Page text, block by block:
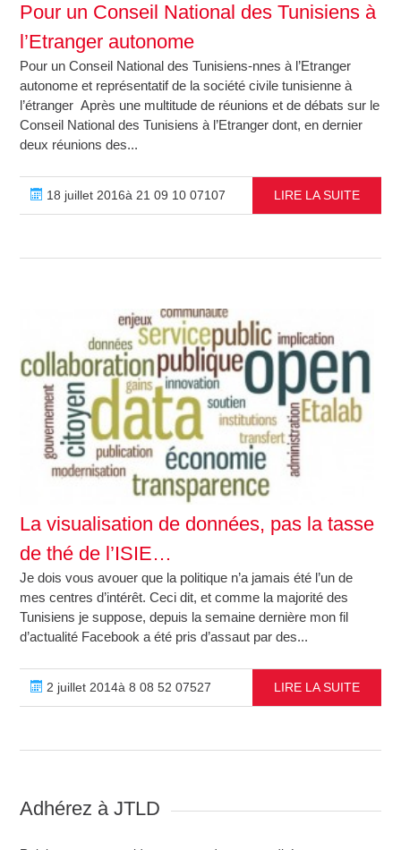
Pour un Conseil National des Tunisiens à
l’Etranger autonome
Pour un Conseil National des Tunisiens-nnes à l’Etranger
autonome et représentatif de la société civile tunisienne à
l’étranger Après une multitude de réunions et de débats sur le
Conseil National des Tunisiens à l’Etranger dont, en dernier
deux réunions des...
18 juillet 2016à 21 09 10 07107 LIRE LA SUITE
La visualisation de données, pas la tasse
de thé de l’ISIE…
Je dois vous avouer que la politique n’a jamais été l’un de
mes centres d’intérêt. Ceci dit, et comme la majorité des
Tunisiens je suppose, depuis la semaine dernière mon fil
d’actualité Facebook a été pris d’assaut par des...
2 juillet 2014à 8 08 52 07527 LIRE LA SUITE
Adhérez à JTLD